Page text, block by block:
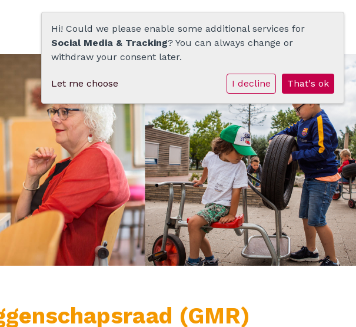
(GMR)
Hi! Could we please enable some additional services for
Social Media & Tracking? You can always change or
withdraw your consent later.
Let me choose I decline That's ok